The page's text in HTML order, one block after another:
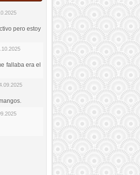
pero estoy
fallaba era el